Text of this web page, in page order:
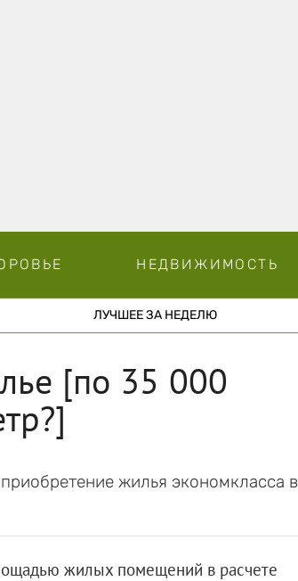
НЕДВИЖИМОСТЬ
ЛУЧШЕЕ ЗА НЕДЕЛЮ
[по 35 000
жилья экономкласса в
жилых помещений в расчете